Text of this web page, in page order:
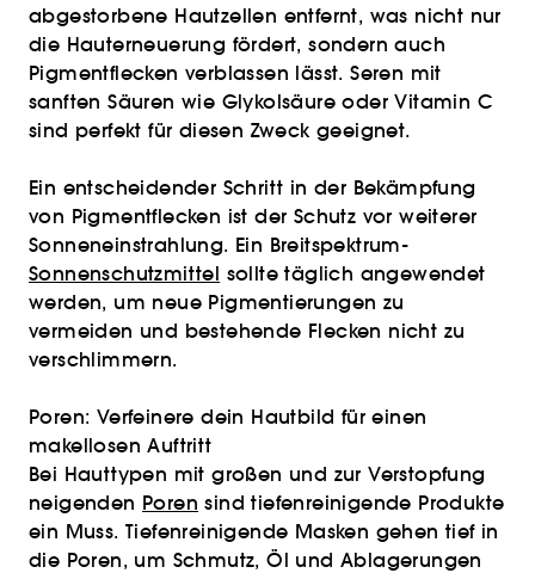
abgestorbene Hautzellen entfernt, was nicht nur
die Hauterneuerung fördert, sondern auch
Pigmentflecken verblassen lässt. Seren mit
sanften Säuren wie Glykolsäure oder Vitamin C
sind perfekt für diesen Zweck geeignet.
Ein entscheidender Schritt in der Bekämpfung
von Pigmentflecken ist der Schutz vor weiterer
Sonneneinstrahlung. Ein Breitspektrum-
Sonnenschutzmittel sollte täglich angewendet
werden, um neue Pigmentierungen zu
vermeiden und bestehende Flecken nicht zu
verschlimmern.
Poren: Verfeinere dein Hautbild für einen
makellosen Auftritt
Bei Hauttypen mit großen und zur Verstopfung
neigenden Poren sind tiefenreinigende Produkte
ein Muss. Tiefenreinigende Masken gehen tief in
die Poren, um Schmutz, Öl und Ablagerungen